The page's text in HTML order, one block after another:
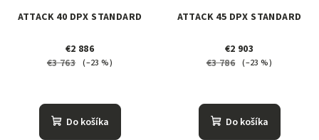
ATTACK 40 DPX STANDARD
€2 886
€3 763 (–23 %)
Do košíka
ATTACK 45 DPX STANDARD
€2 903
€3 786 (–23 %)
Do košíka